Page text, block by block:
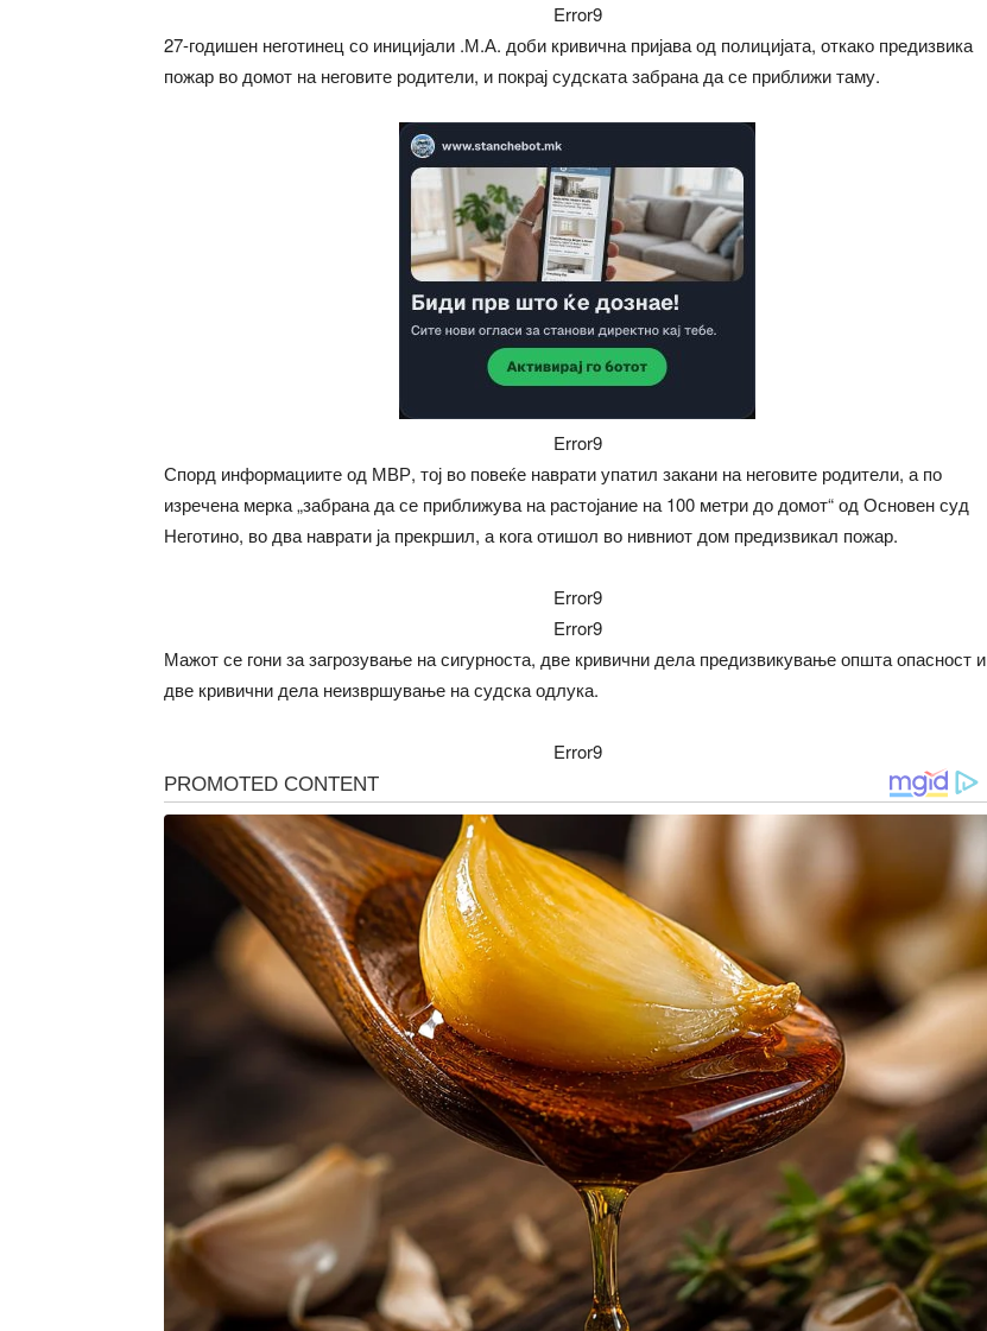
Error9
27-годишен неготинец со иницијали .М.А. доби кривична пријава од полицијата, откако предизвика
пожар во домот на неговите родители, и покрај судската забрана да се приближи таму.
Error9
Спорд информациите од МВР, тој во повеќе наврати упатил закани на неговите родители, а по
изречена мерка „забрана да се приближува на растојание на 100 метри до домот“ од Основен суд
Неготино, во два наврати ја прекршил, а кога отишол во нивниот дом предизвикал пожар.
Error9
Error9
Мажот се гони за загрозување на сигурноста, две кривични дела предизвикување општа опасност и
две кривични дела неизвршување на судска одлука.
Error9